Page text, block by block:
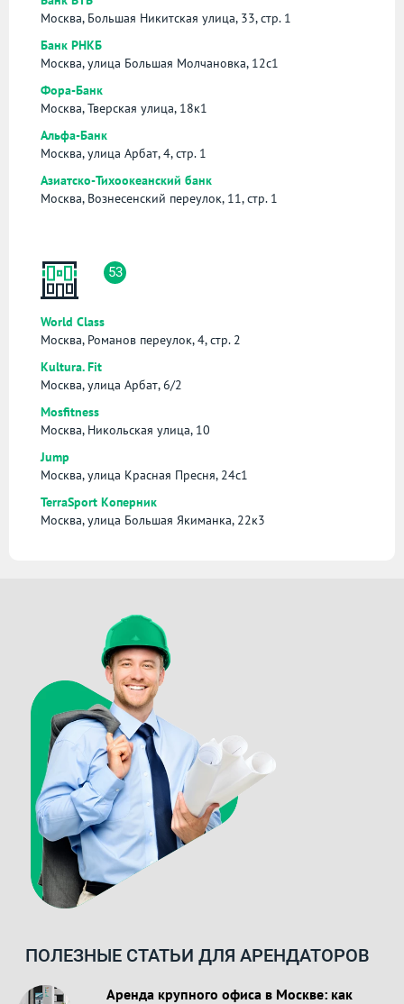
Москва, Большая Никитская улица, 33, стр. 1
Банк РНКБ
Москва, улица Большая Молчановка, 12с1
Фора-Банк
Москва, Тверская улица, 18к1
Альфа-Банк
Москва, улица Арбат, 4, стр. 1
Азиатско-Тихоокеанский банк
Москва, Вознесенский переулок, 11, стр. 1
53
World Class
Москва, Романов переулок, 4, стр. 2
Kultura. Fit
Москва, улица Арбат, 6/2
Mosfitness
Москва, Никольская улица, 10
Jump
Москва, улица Красная Пресня, 24с1
TerraSport Коперник
Москва, улица Большая Якиманка, 22к3
ПОЛЕЗНЫЕ СТАТЬИ ДЛЯ АРЕНДАТОРОВ
Аренда крупного офиса в Москве: как